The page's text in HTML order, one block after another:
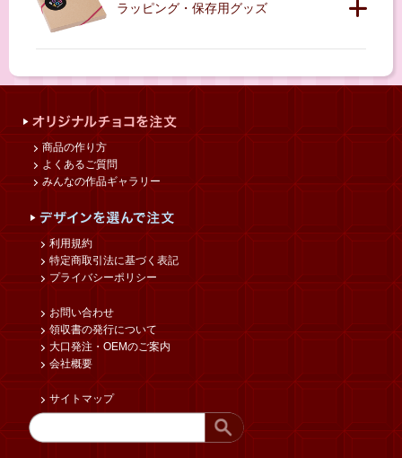
ラッピング・保存用グッズ
商品の作り方
よくあるご質問
みんなの作品ギャラリー
利用規約
特定商取引法に基づく表記
プライバシーポリシー
お問い合わせ
領収書の発行について
大口発注・OEMのご案内
会社概要
サイトマップ